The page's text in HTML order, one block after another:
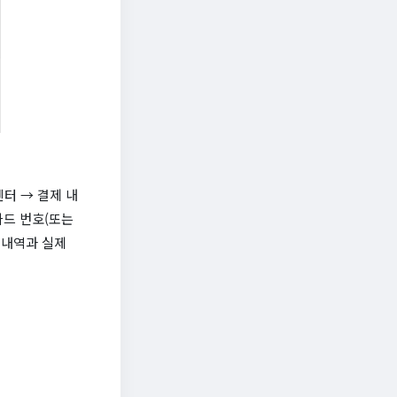
터 → 결제 내
번호(또는
역과 실제